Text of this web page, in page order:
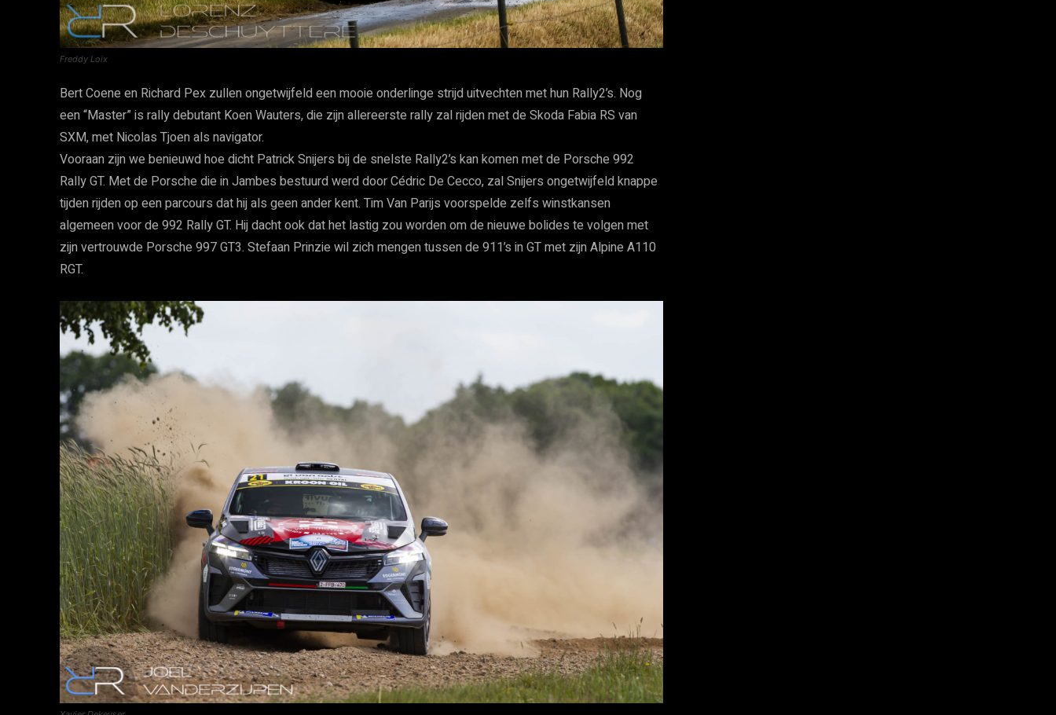
Freddy Loix
Bert Coene en Richard Pex zullen ongetwijfeld een mooie onderlinge strijd uitvechten met hun Rally2’s. Nog
een “Master” is rally debutant Koen Wauters, die zijn allereerste rally zal rijden met de Skoda Fabia RS van
SXM, met Nicolas Tjoen als navigator.
Vooraan zijn we benieuwd hoe dicht Patrick Snijers bij de snelste Rally2’s kan komen met de Porsche 992
Rally GT. Met de Porsche die in Jambes bestuurd werd door Cédric De Cecco, zal Snijers ongetwijfeld knappe
tijden rijden op een parcours dat hij als geen ander kent. Tim Van Parijs voorspelde zelfs winstkansen
algemeen voor de 992 Rally GT. Hij dacht ook dat het lastig zou worden om de nieuwe bolides te volgen met
zijn vertrouwde Porsche 997 GT3. Stefaan Prinzie wil zich mengen tussen de 911’s in GT met zijn Alpine A110
RGT.